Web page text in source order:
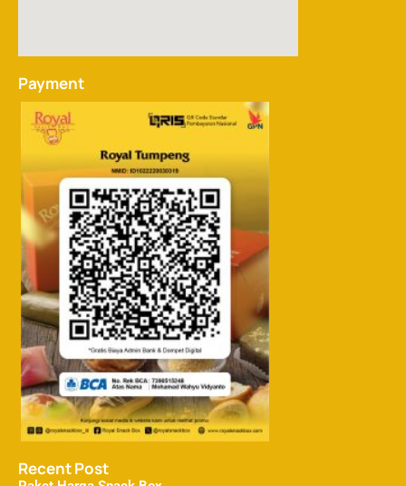
Payment
Recent Post